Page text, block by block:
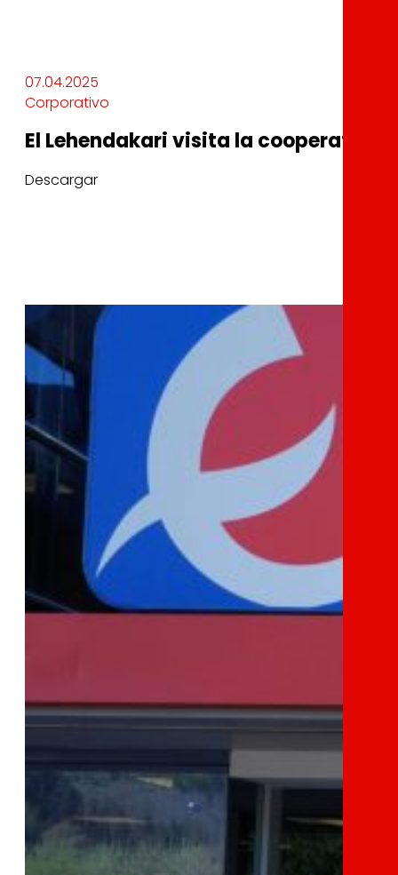
07.04.2025
Corporativo
El Lehendakari visita la cooperativa
Descargar